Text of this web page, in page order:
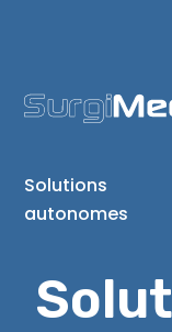
Solutions
autonomes